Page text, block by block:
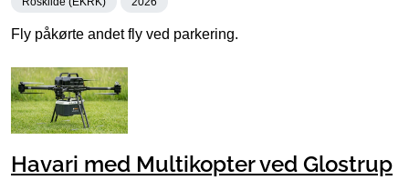
Fly påkørte andet fly ved parkering.
Havari med Multikopter ved Glostrup